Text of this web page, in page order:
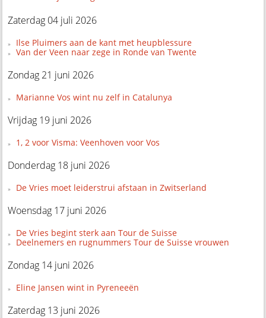
Zaterdag 04 juli 2026
Ilse Pluimers aan de kant met heupblessure
Van der Veen naar zege in Ronde van Twente
Zondag 21 juni 2026
Marianne Vos wint nu zelf in Catalunya
Vrijdag 19 juni 2026
1, 2 voor Visma: Veenhoven voor Vos
Donderdag 18 juni 2026
De Vries moet leiderstrui afstaan in Zwitserland
Woensdag 17 juni 2026
De Vries begint sterk aan Tour de Suisse
Deelnemers en rugnummers Tour de Suisse vrouwen
Zondag 14 juni 2026
Eline Jansen wint in Pyreneeën
Zaterdag 13 juni 2026